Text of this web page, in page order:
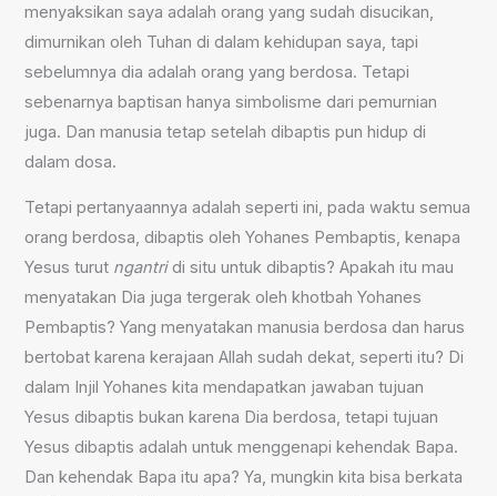
menyaksikan saya adalah orang yang sudah disucikan,
dimurnikan oleh Tuhan di dalam kehidupan saya, tapi
sebelumnya dia adalah orang yang berdosa. Tetapi
sebenarnya baptisan hanya simbolisme dari pemurnian
juga. Dan manusia tetap setelah dibaptis pun hidup di
dalam dosa.
Tetapi pertanyaannya adalah seperti ini, pada waktu semua
orang berdosa, dibaptis oleh Yohanes Pembaptis, kenapa
Yesus turut ngantridi situ untuk dibaptis? Apakah itu mau
menyatakan Dia juga tergerak oleh khotbah Yohanes
Pembaptis? Yang menyatakan manusia berdosa dan harus
bertobat karena kerajaan Allah sudah dekat, seperti itu? Di
dalam Injil Yohanes kita mendapatkan jawaban tujuan
Yesus dibaptis bukan karena Dia berdosa, tetapi tujuan
Yesus dibaptis adalah untuk menggenapi kehendak Bapa.
Dan kehendak Bapa itu apa? Ya, mungkin kita bisa berkata